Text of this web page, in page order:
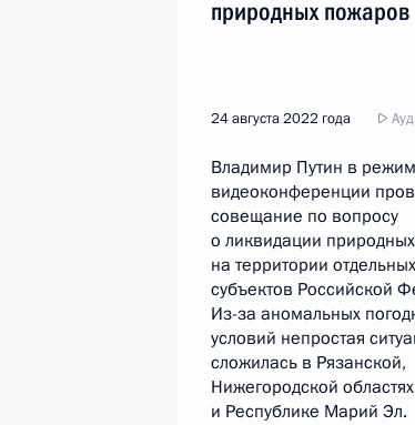
природных пожаров
24 августа 2022 года
Владимир Путин в
видеоконференции
совещание по вопросу
о ликвидации
на территории отдельных
субъектов Российской
Из-за аномальных
условий непростая
сложилась в Рязанской,
Нижегородской областях
и Республике Марий Эл.